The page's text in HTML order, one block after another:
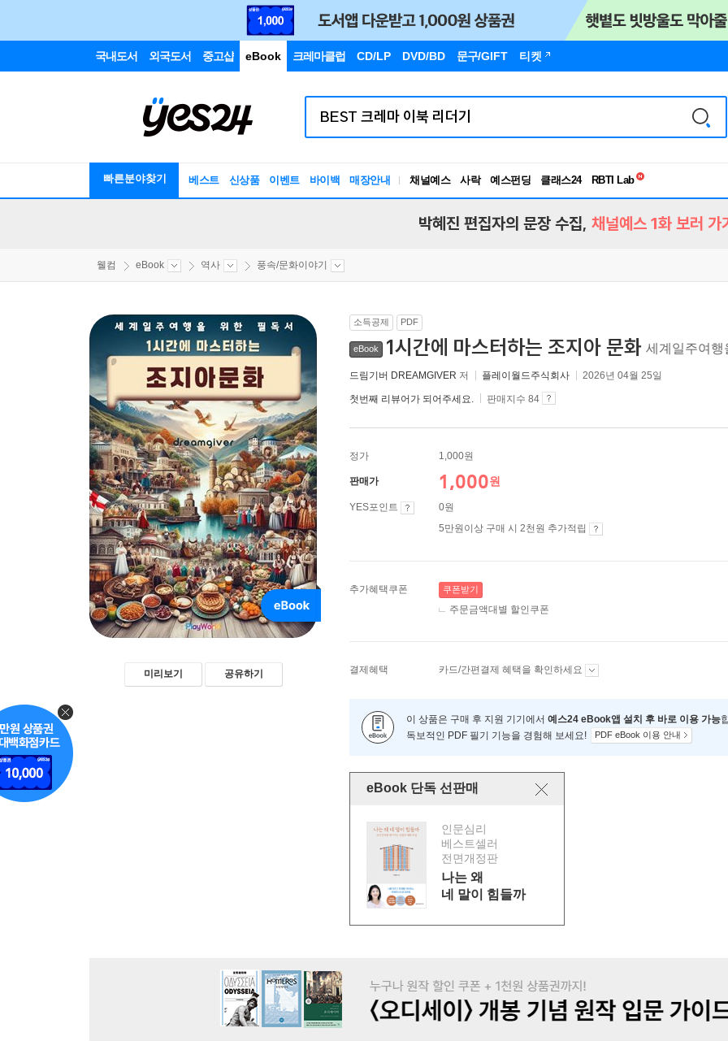
국내도서 외국도서 중고샵 eBook 크레마클럽 CD/LP DVD/BD 문구/GIFT 티켓
빠른분야찾기 베스트 신상품 이벤트 바이백 매장안내 채널예스 사락 예스펀딩 클래스24
독서유형검사
박혜진 편집자의 문장 수집, 채널예스 1화 보러 가
웰컴 eBook 역사 풍속/문화이야기
미리보기 공유하기
소득공제 PDF
eBook 1시간에 마스터하는 조지아 문화 세계일주여
드림기버 DREAMGIVER 저 플레이월드주식회사 2026년 04월 25일
첫번째 리뷰어가 되어주세요. 판매지수 84
정가 1,000원
판매가 1,000원
YES포인트
0원
5만원이상 구매 시 2천원 추가적립
추가혜택쿠폰 쿠폰받기
주문금액대별 할인쿠폰
결제혜택 카드/간편결제 혜택을 확인하세요
이 상품은 구매 후 지원 기기에서 예스24 eBook앱 설치 후 바로 이용 가능
독보적인 PDF 필기 기능을 경험해 보세요!
PDF eBook 이용 안내
eBook 단독 선판매
인문심리
베스트셀러
전면개정판
나는 왜
네 말이 힘들까